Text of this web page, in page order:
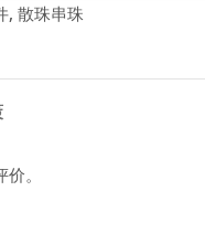
, 散珠串珠
。